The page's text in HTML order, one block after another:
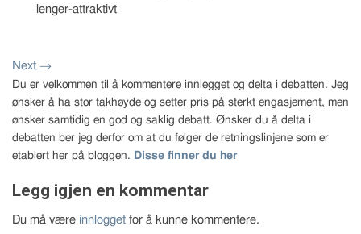
lenger-attraktivt
Next →
Du er velkommen til å kommentere innlegget og delta i debatten. Jeg
ønsker å ha stor takhøyde og setter pris på sterkt engasjement, men
ønsker samtidig en god og saklig debatt. Ønsker du å delta i
debatten ber jeg derfor om at du følger de retningslinjene som er
etablert her på bloggen. Disse finner du her
Legg igjen en kommentar
Du må være innlogget for å kunne kommentere.